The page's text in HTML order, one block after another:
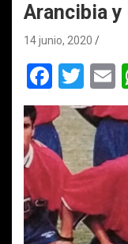
Arancibia y
14 junio, 2020
F
a
ce
b
o
o
k
T
wi
tt
er